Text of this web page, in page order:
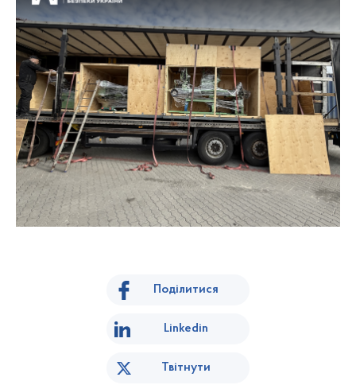
Поділитися
Linkedin
Твітнути